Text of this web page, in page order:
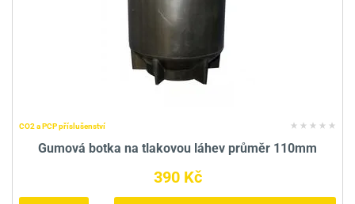
CO2 a PCP příslušenství
Gumová botka na tlakovou láhev průměr 110mm
390 Kč